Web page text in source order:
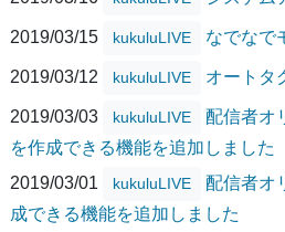
2019/03/15 kukuluLIVE なでなで
2019/03/12 kukuluLIVE オートタ
2019/03/03 kukuluLIVE
配信者オ
を作成できる機能を追加しました
2019/03/01
kukuluLIVE
配信者オ
成できる機能を追加しました